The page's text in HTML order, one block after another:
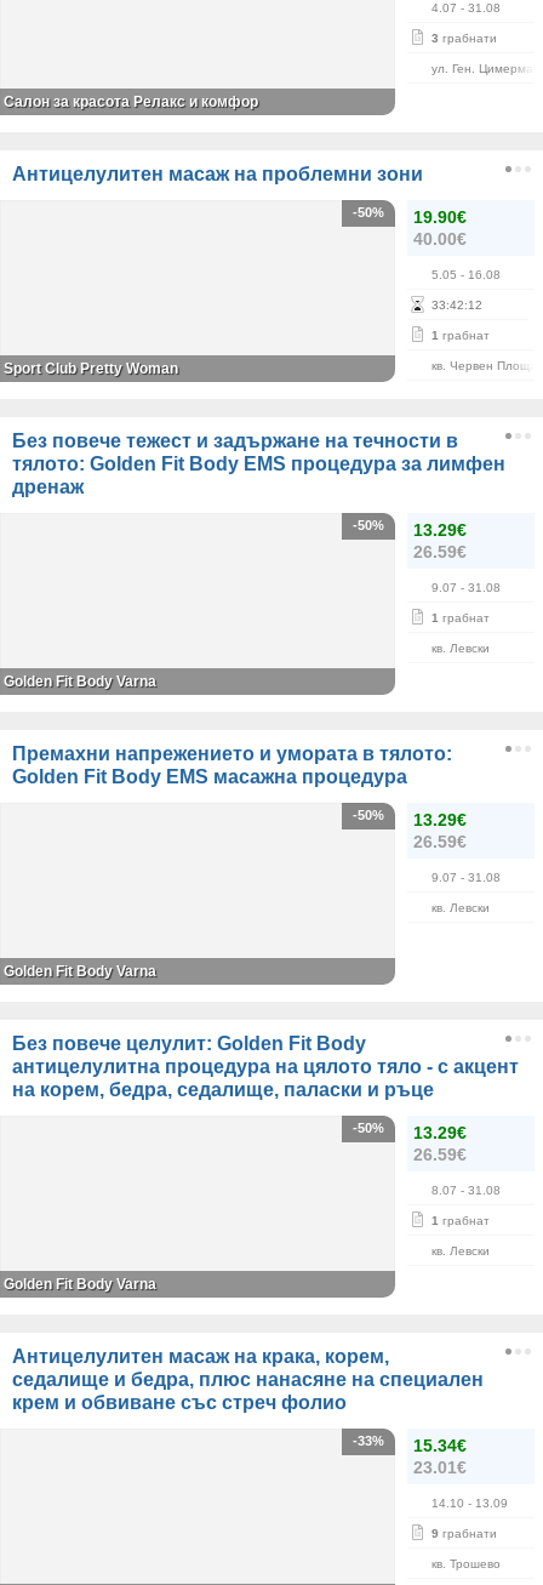
4.07 - 31.08
3 грабнати
ул. Ген. Цимерман
Салон за красота Релакс и комфор
Антицелулитен масаж на проблемни зони
19.90€
40.00€
5.05 - 16.08
33:42:12
1 грабнат
кв. Червен Площад
-50%
Sport Club Pretty Woman
Без повече тежест и задържане на течности в
тялото: Golden Fit Body EMS процедура за лимфен
дренаж
13.29€
26.59€
9.07 - 31.08
1 грабнат
кв. Левски
-50%
Golden Fit Body Varna
Премахни напрежението и умората в тялото:
Golden Fit Body EMS масажна процедура
13.29€
26.59€
9.07 - 31.08
кв. Левски
-50%
Golden Fit Body Varna
Без повече целулит: Golden Fit Body
антицелулитна процедура на цялото тяло - с акцент
на корем, бедра, седалище, паласки и ръце
13.29€
26.59€
8.07 - 31.08
1 грабнат
кв. Левски
-50%
Golden Fit Body Varna
Антицелулитен масаж на крака, корем,
седалище и бедра, плюс нанасяне на специален
крем и обвиване със стреч фолио
15.34€
23.01€
14.10 - 13.09
9 грабнати
кв. Трошево
-33%